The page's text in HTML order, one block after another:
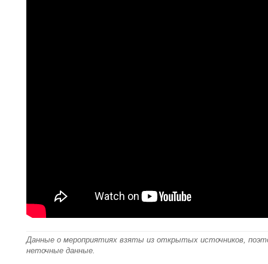
Данные о мероприятиях взяты из открытых источников,
неточные данные.